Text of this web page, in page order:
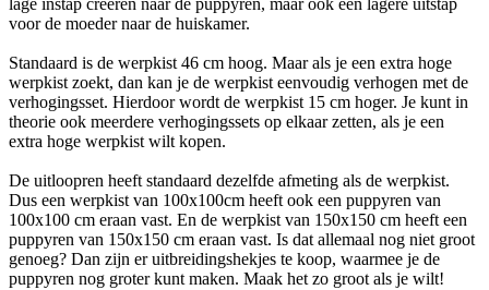
lage instap creëren naar de puppyren, maar óók een lagere uitstap
voor de moeder naar de huiskamer.
Standaard is de werpkist 46 cm hoog. Maar als je een extra hoge
werpkist zoekt, dan kan je de werpkist eenvoudig verhogen met de
verhogingsset. Hierdoor wordt de werpkist 15 cm hoger. Je kunt in
theorie ook meerdere verhogingssets op elkaar zetten, als je een
extra hoge werpkist wilt kopen.
De uitloopren heeft standaard dezelfde afmeting als de werpkist.
Dus een werpkist van 100x100cm heeft ook een puppyren van
100x100 cm eraan vast. En de werpkist van 150x150 cm heeft een
puppyren van 150x150 cm eraan vast. Is dat allemaal nog niet groot
genoeg? Dan zijn er uitbreidingshekjes te koop, waarmee je de
puppyren nog groter kunt maken. Maak het zo groot als je wilt!